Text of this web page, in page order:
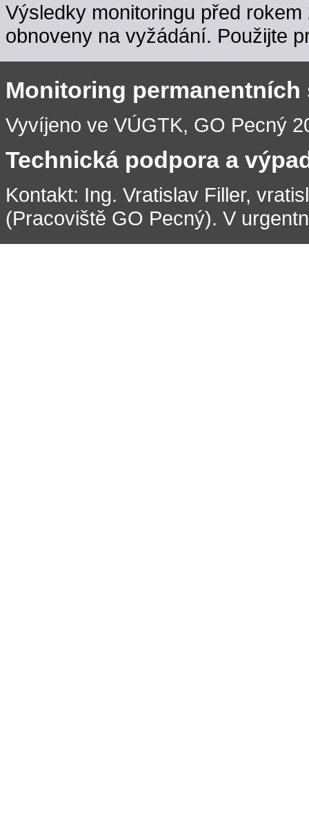
Výsledky monitoringu před
obnoveny na vyžádání. Použijte
Monitoring permanentních
Vyvíjeno ve VÚGTK, GO Pecný
Technická podpora a
Kontakt: Ing. Vratislav Filler,
(Pracoviště GO Pecný). V